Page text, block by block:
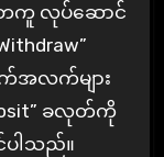
တကူ လုပ်ဆောင်
အလက်များ
ခလုတ်ကို
ပါသည်။